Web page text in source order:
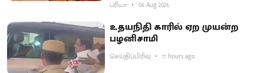
ப்ரியா 06 Aug 2026
உதயநிதி காரில் ஏற முயன்ற
பழனிசாமி
செய்திப்பிரிவு 17 hours ago